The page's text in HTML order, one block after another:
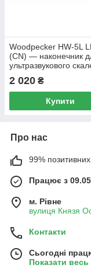
Woodpecker HW-5L
(CN) — наконечник
ультразвукового
підсвіткою (UDS /
2 020 ₴
Купити
Про нас
99% позитивних
Працює з
м. Рівне
вулиця Князя
Контакти
Сьогодні
Показати